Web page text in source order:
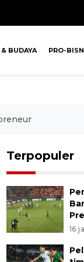
BUDAYA PRO-
Terpopuler
16